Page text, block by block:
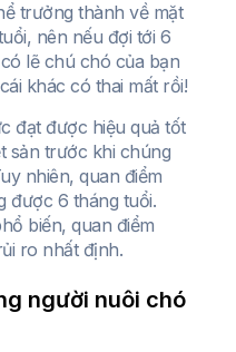
trưởng thành về mặt
nên nếu đợi tới 6
lẽ chú chó của bạn
khác có thai mất rồi!
đạt được hiệu quả tốt
sản trước khi chúng
nhiên, quan điểm
được 6 tháng tuổi.
biến, quan điểm
ro nhất định.
người nuôi chó